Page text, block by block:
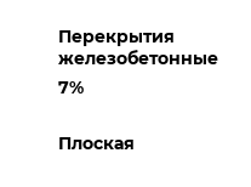
Перекрытия
железобетонные
7%
Плоская